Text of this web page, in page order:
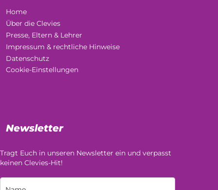
Home
Über die Clevies
Presse, Eltern & Lehrer
Impressum & rechtliche Hinweise
Datenschutz
Cookie-Einstellungen
Newsletter
Tragt Euch in unseren Newsletter ein und verpasst
keinen Clevies-Hit!